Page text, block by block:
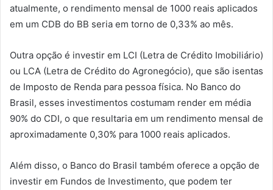
atualmente, o rendimento mensal de 1000 reais aplicados
em um CDB do BB seria em torno de 0,33% ao mês.
Outra opção é investir em LCI (Letra de Crédito Imobiliário)
ou LCA (Letra de Crédito do Agronegócio), que são isentas
de Imposto de Renda para pessoa física. No Banco do
Brasil, esses investimentos costumam render em média
90% do CDI, o que resultaria em um rendimento mensal de
aproximadamente 0,30% para 1000 reais aplicados.
Além disso, o Banco do Brasil também oferece a opção de
investir em Fundos de Investimento, que podem ter